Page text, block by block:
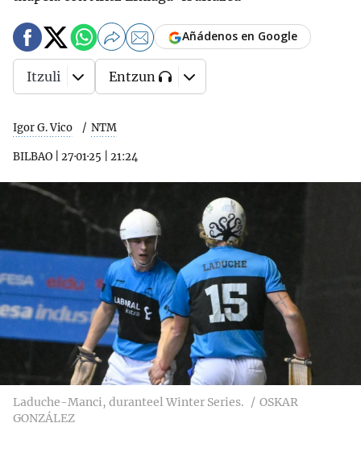
Igor G. Vico NTM
BILBAO 27·01·25 21:24
Añádenos en Google
Itzuli Entzun
Laduche-Manci, duranteel Winter Series.
OSKAR
GONZÁLEZ